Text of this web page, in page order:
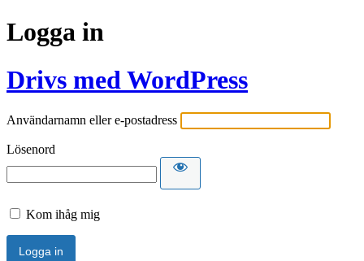
Logga in
Drivs med WordPress
Användarnamn eller e-postadress
Lösenord
Kom ihåg mig